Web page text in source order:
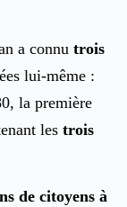
a connu trois
lui-même :
la première
les trois
de citoyens à